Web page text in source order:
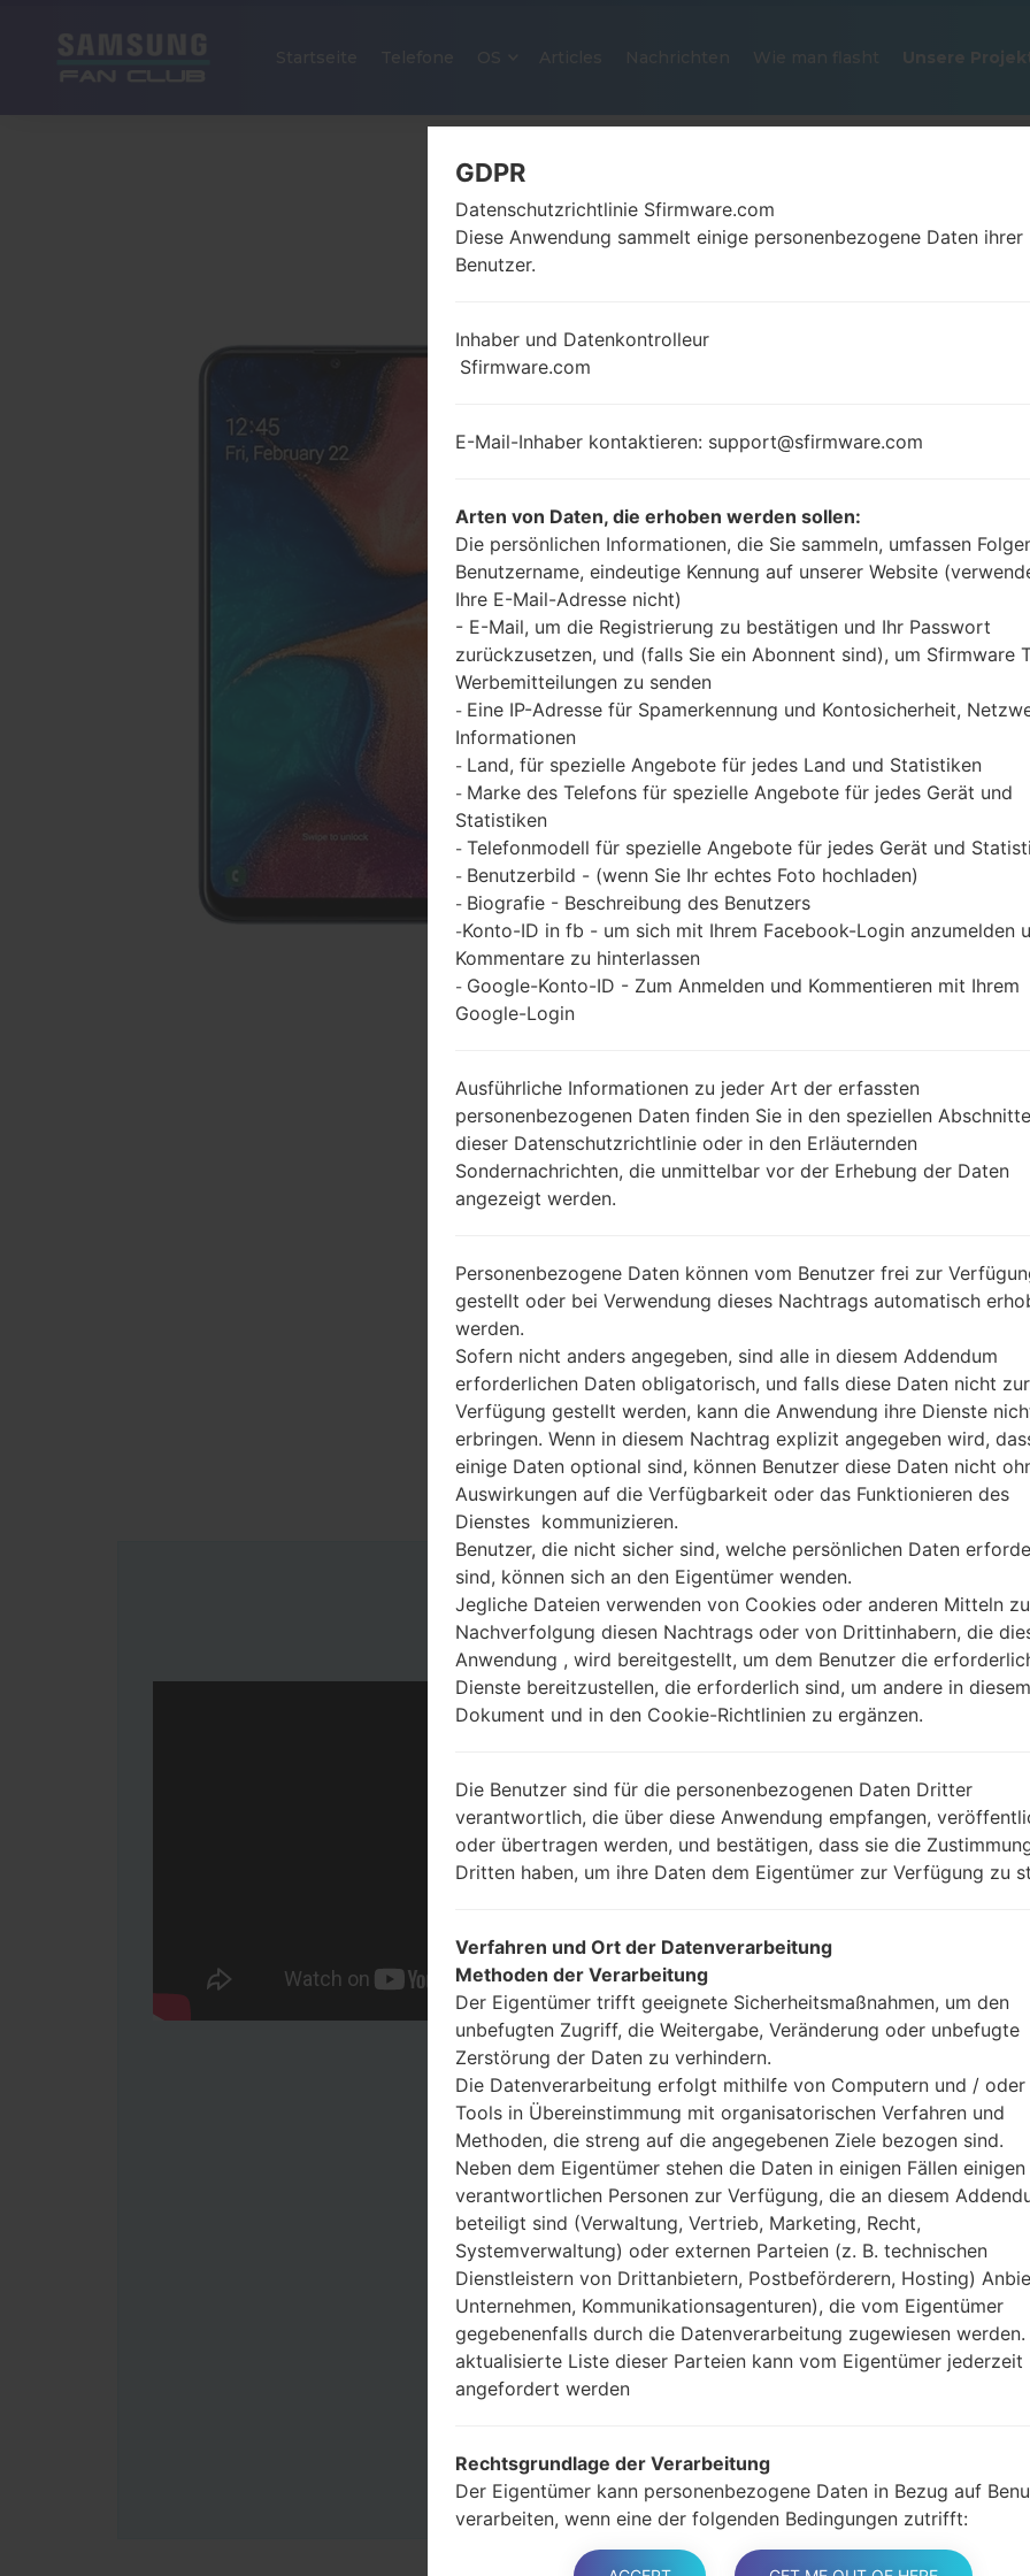
Nachrichten Wie man flasht Unsere
OFFIZIELLER FIRMWARE
Galaxy A20s →
Laden Sie das neueste Firmware-Update für
jedoch nicht zu überprüfen, ob die
SM-A207M entspricht. Der Firmware-Code COM
PDA-Version A207MUBU2BUF1 und CSC-
A207MUBU2BUF1 geliefert. Die
Q 10. Detalierte Anleitung, wie man die Standart
wird, gibt es hier
DATEINAME
SM-A207M_1_20210622024108
_7pvpwtzugf_fac
DATEIGRÖSSE 3.37 GiB
OS
CSC AUSFÜHRUNG
BESCHREIBUNG Comcel
1.ÜBERPRÜFEN SIE AUF RECAPTCHA
Anleitung
Laden Sie auf Ihren
Dann laden Sie die
Sie brauchen
(wählen Sie 5
AP: „System &
CP: „Modem &
CSC_***: „Country
Fügen Sie dem
CSC_***, in einem
Jetzt schalten Sie das
Modus. Alle
Halten Sie die
gedrückt.
Halten Sie Lauter-
Sie das Telefon mit
Halten Sie die
Schließen Sie das
und Bixbi-Tasten
Halten Sie die
Dann schließen Sie
gestartet und von PC
GDPR
Datenschutzrichtlinie Sfirmware.com
Diese Anwendung sammelt einige personenbezogene Daten ihrer
Benutzer.
Inhaber und Datenkontrolleur
Sfirmware.com
E-Mail-Inhaber kontaktieren: support@sfirmware.com
Arten von Daten, die erhoben werden sollen:
Die persönlichen Informationen, die Sie sammeln, umfassen
Benutzername, eindeutige Kennung auf unserer Website
Ihre E-Mail-Adresse nicht)
- E-Mail, um die Registrierung zu bestätigen und Ihr Passwort
zurückzusetzen, und (falls Sie ein Abonnent sind), um Sfirmware
Werbemitteilungen zu senden
- Eine IP-Adresse für Spamerkennung und Kontosicherheit,
Informationen
- Land, für spezielle Angebote für jedes Land und Statistiken
- Marke des Telefons für spezielle Angebote für jedes Gerät und
Statistiken
- Telefonmodell für spezielle Angebote für jedes Gerät und
- Benutzerbild - (wenn Sie Ihr echtes Foto hochladen)
- Biografie - Beschreibung des Benutzers
-Konto-ID in fb - um sich mit Ihrem Facebook-Login anzumelden
Kommentare zu hinterlassen
- Google-Konto-ID - Zum Anmelden und Kommentieren mit Ihrem
Google-Login
Ausführliche Informationen zu jeder Art der erfassten
personenbezogenen Daten finden Sie in den speziellen
dieser Datenschutzrichtlinie oder in den Erläuternden
Sondernachrichten, die unmittelbar vor der Erhebung der Daten
angezeigt werden.
Personenbezogene Daten können vom Benutzer frei zur
gestellt oder bei Verwendung dieses Nachtrags automatisch
werden.
Sofern nicht anders angegeben, sind alle in diesem Addendum
erforderlichen Daten obligatorisch, und falls diese Daten nicht zur
Verfügung gestellt werden, kann die Anwendung ihre Dienste
erbringen. Wenn in diesem Nachtrag explizit angegeben wird,
einige Daten optional sind, können Benutzer diese Daten nicht
Auswirkungen auf die Verfügbarkeit oder das Funktionieren des
Dienstes kommunizieren.
Benutzer, die nicht sicher sind, welche persönlichen Daten
sind, können sich an den Eigentümer wenden.
Jegliche Dateien verwenden von Cookies oder anderen Mitteln
Nachverfolgung diesen Nachtrags oder von Drittinhabern, die
Anwendung , wird bereitgestellt, um dem Benutzer die
Dienste bereitzustellen, die erforderlich sind, um andere in diesem
Dokument und in den Cookie-Richtlinien zu ergänzen.
Die Benutzer sind für die personenbezogenen Daten Dritter
verantwortlich, die über diese Anwendung empfangen,
oder übertragen werden, und bestätigen, dass sie die
Dritten haben, um ihre Daten dem Eigentümer zur Verfügung zu
Verfahren und Ort der Datenverarbeitung
Methoden der Verarbeitung
Der Eigentümer trifft geeignete Sicherheitsmaßnahmen, um den
unbefugten Zugriff, die Weitergabe, Veränderung oder unbefugte
Zerstörung der Daten zu verhindern.
Die Datenverarbeitung erfolgt mithilfe von Computern und / oder
Tools in Übereinstimmung mit organisatorischen Verfahren und
Methoden, die streng auf die angegebenen Ziele bezogen sind.
Neben dem Eigentümer stehen die Daten in einigen Fällen einigen
verantwortlichen Personen zur Verfügung, die an diesem
beteiligt sind (Verwaltung, Vertrieb, Marketing, Recht,
Systemverwaltung) oder externen Parteien (z. B. technischen
Dienstleistern von Drittanbietern, Postbeförderern, Hosting)
Unternehmen, Kommunikationsagenturen), die vom Eigentümer
gegebenenfalls durch die Datenverarbeitung zugewiesen werden.
aktualisierte Liste dieser Parteien kann vom Eigentümer jederzeit
angefordert werden
Rechtsgrundlage der Verarbeitung
Der Eigentümer kann personenbezogene Daten in Bezug auf
verarbeiten, wenn eine der folgenden Bedingungen zutrifft:
Benutzer haben ihre Zustimmung zu einem oder mehreren